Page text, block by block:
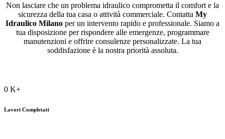
Non lasciare che un problema idraulico comprometta il comfort e la
sicurezza della tua casa o attività commerciale. Contatta My
Idraulico Milano per un intervento rapido e professionale. Siamo a
tua disposizione per rispondere alle emergenze, programmare
manutenzioni e offrire consulenze personalizzate. La tua
soddisfazione è la nostra priorità assoluta.
0 K+
Lavori Completati